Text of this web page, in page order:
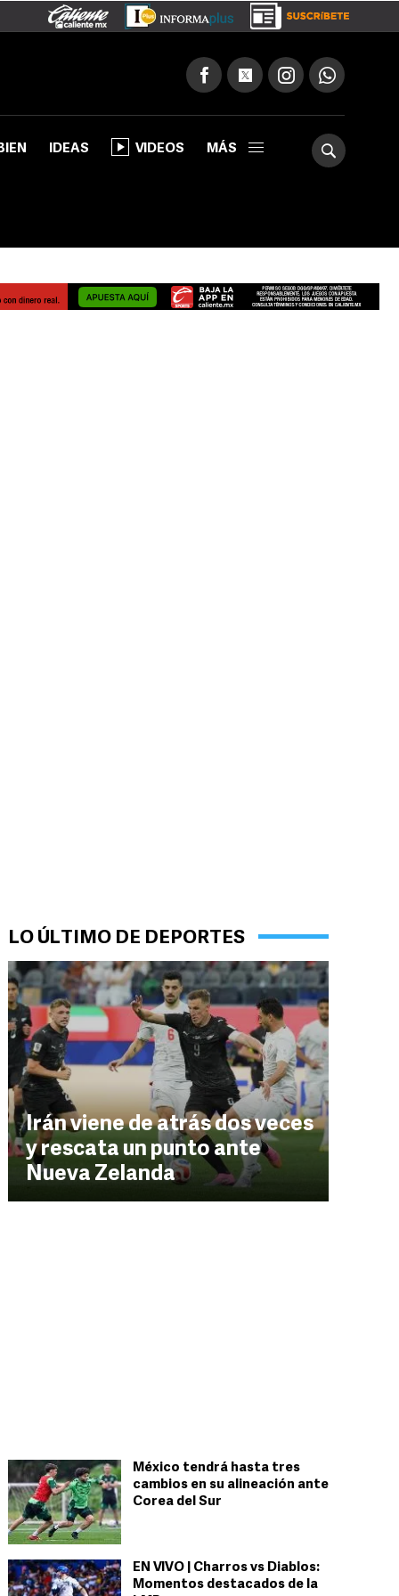
IDEAS VIDEOS MÁS
LO ÚLTIMO DE DEPORTES
Irán viene de atrás dos veces
y rescata un punto ante
Nueva Zelanda
México tendrá hasta tres
cambios en su alineación ante
Corea del Sur
EN VIVO | Charros vs Diablos:
Momentos destacados de la